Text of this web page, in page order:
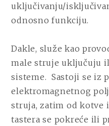
uključivanju/
odnosno funkciju.
Dakle, služe kao
male struje uključuju
sisteme. Sastoji se iz
elektromagnetnog
struja, zatim od kotve
tastera se pokreće ili